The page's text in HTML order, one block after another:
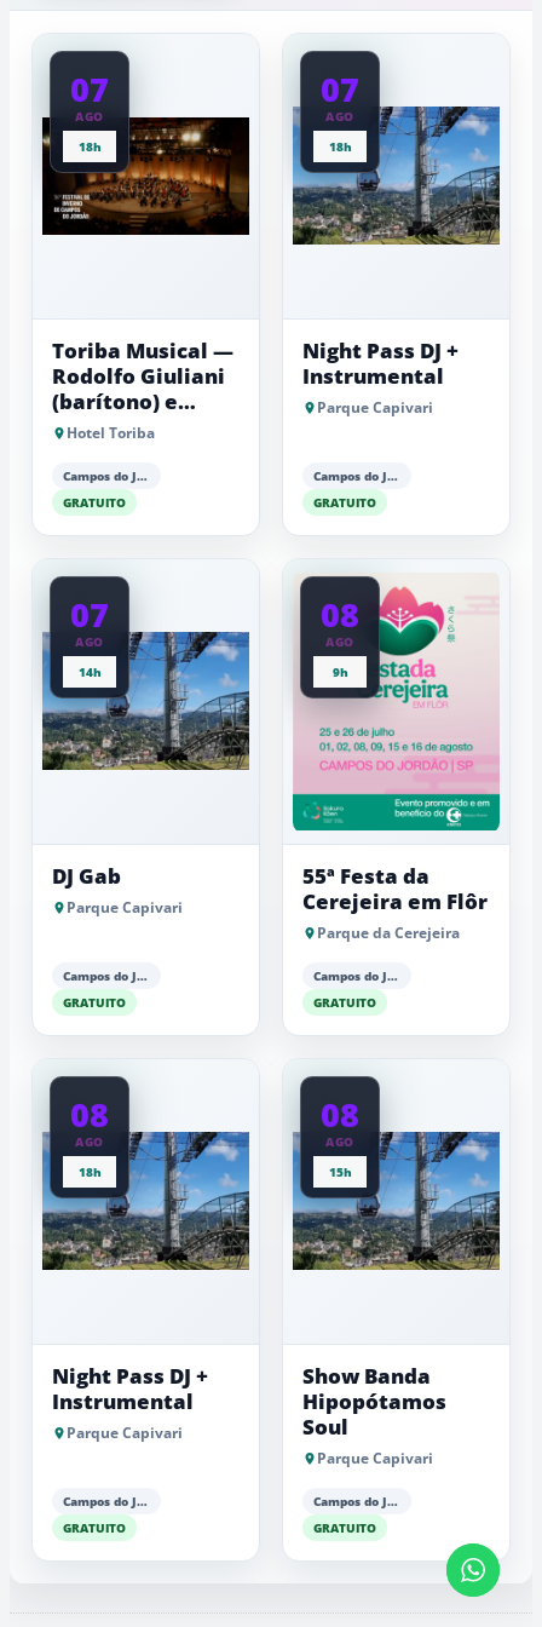
Mantiqueira
a
07
AGO
18h
Toriba Musical —
Rodolfo Giuliani
(barítono) e
Antonio Luiz
Hotel Toriba
Campos do Jordão
GRATUITO
07
AGO
18h
Night Pass DJ +
Instrumental
Parque Capivari
Campos do Jordão
GRATUITO
07
AGO
14h
DJ Gab
Parque Capivari
Campos do Jordão
GRATUITO
08
AGO
9h
55ª Festa da
Cerejeira em Flôr
Parque da Cerejeira
Campos do Jordão
GRATUITO
08
AGO
18h
Night Pass DJ +
Instrumental
Parque Capivari
Campos do Jordão
GRATUITO
08
AGO
15h
Show Banda
Hipopótamos
Soul
Parque Capivari
Campos do Jordão
GRATUITO